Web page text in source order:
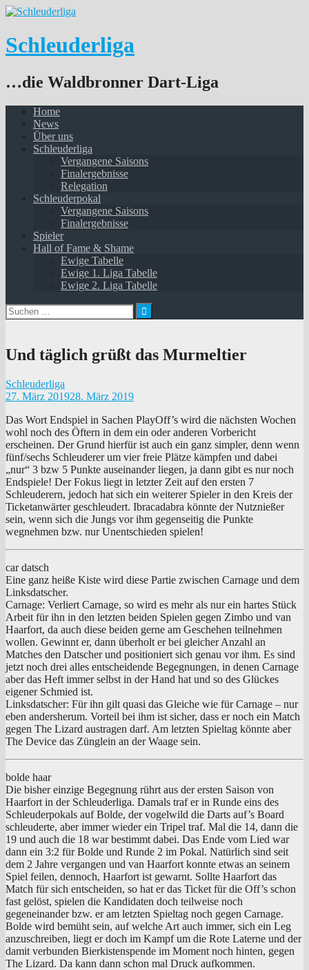
Springe
Inhalt
Schleuderliga
…die Waldbronner Dart-Liga
Home
News
Über uns
Schleuderliga
Vergangene Saisons
Finalergebnisse
Relegation
Schleuderpokal
Vergangene Saisons
Finalergebnisse
Spieler
Hall of Fame & Shame
Ewige Tabelle
Ewige 1. Liga Tabelle
Ewige 2. Liga Tabelle
Suchen
nach:
Und täglich grüßt das Murmeltier
Schleuderliga
27. März 201928. März 2019
Das Wort Endspiel in Sachen PlayOff’s wird die nächsten Wochen
wohl noch des Öftern in dem ein oder anderen Vorbericht
erscheinen. Der Grund hierfür ist auch ein ganz simpler, denn wenn
fünf/sechs Schleuderer um vier freie Plätze kämpfen und dabei
„nur“ 3 bzw 5 Punkte auseinander liegen, ja dann gibt es nur noch
Endspiele! Der Fokus liegt in letzter Zeit auf den ersten 7
Schleuderern, jedoch hat sich ein weiterer Spieler in den Kreis der
Ticketanwärter geschleudert. Ibracadabra könnte der Nutznießer
sein, wenn sich die Jungs vor ihm gegenseitig die Punkte
wegnehmen bzw. nur Unentschieden spielen!
car datsch
Eine ganz heiße Kiste wird diese Partie zwischen Carnage und dem
Linksdatscher.
Carnage: Verliert Carnage, so wird es mehr als nur ein hartes Stück
Arbeit für ihn in den letzten beiden Spielen gegen Zimbo und van
Haarfort, da auch diese beiden gerne am Geschehen teilnehmen
wollen. Gewinnt er, dann überholt er bei gleicher Anzahl an
Matches den Datscher und positioniert sich genau vor ihm. Es sind
jetzt noch drei alles entscheidende Begegnungen, in denen Carnage
aber das Heft immer selbst in der Hand hat und so des Glückes
eigener Schmied ist.
Linksdatscher: Für ihn gilt quasi das Gleiche wie für Carnage – nur
eben andersherum. Vorteil bei ihm ist sicher, dass er noch ein Match
gegen The Lizard austragen darf. Am letzten Spieltag könnte aber
The Device das Zünglein an der Waage sein.
bolde haar
Die bisher einzige Begegnung rührt aus der ersten Saison von
Haarfort in der Schleuderliga. Damals traf er in Runde eins des
Schleuderpokals auf Bolde, der vogelwild die Darts auf’s Board
schleuderte, aber immer wieder ein Tripel traf. Mal die 14, dann die
19 und auch die 18 war bestimmt dabei. Das Ende vom Lied war
dann ein 3:2 für Bolde und Runde 2 im Pokal. Natürlich sind seit
dem 2 Jahre vergangen und van Haarfort konnte etwas an seinem
Spiel feilen, dennoch, Haarfort ist gewarnt. Sollte Haarfort das
Match für sich entscheiden, so hat er das Ticket für die Off’s schon
fast gelöst, spielen die Kandidaten doch teilweise noch
gegeneinander bzw. er am letzten Spieltag noch gegen Carnage.
Bolde wird bemüht sein, auf welche Art auch immer, sich ein Leg
anzuschreiben, liegt er doch im Kampf um die Rote Laterne und der
damit verbunden Bierkistenspende im Moment noch hinten, gegen
The Lizard. Da kann dann schon mal Druck aufkommen.